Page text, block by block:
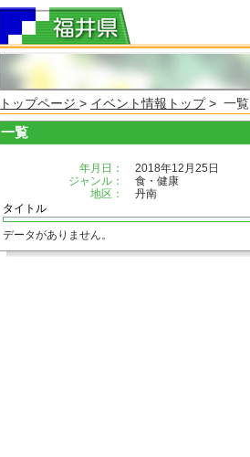
トップページ > イベント情報トップ> 一覧
一覧
年月日：
2018年12月25日
ジャンル：
食・健康
地区：
丹南
タイトル
データがありません。